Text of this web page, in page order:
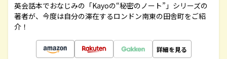
英会話本でおなじみの「Kayoの“秘密のノート”」シリーズの
著者が、今度は自分の滞在するロンドン南東の田舎町をご紹
介！
詳細を見る